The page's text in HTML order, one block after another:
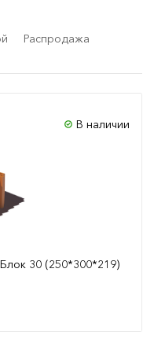
Распродажа
В наличии
30 (250*300*219)